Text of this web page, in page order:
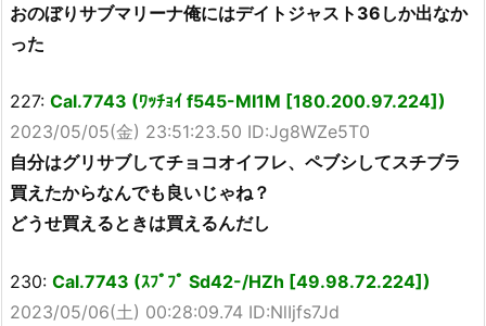
おのぼりサブマリーナ俺にはデイトジャスト36しか出なか
った
227: Cal.7743 (ﾜｯﾁｮｲ f545-MI1M [180.200.97.224])
2023/05/05(金) 23:51:23.50 ID:Jg8WZe5T0
自分はグリサブしてチョコオイフレ、ペブシしてスチブラ
買えたからなんでも良いじゃね？
どうせ買えるときは買えるんだし
230: Cal.7743 (ｽﾌﾟﾌﾟ Sd42-/HZh [49.98.72.224])
2023/05/06(土) 00:28:09.74 ID:NlIjfs7Jd